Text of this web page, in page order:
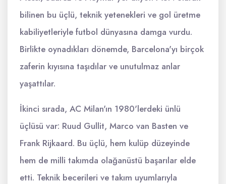
bilinen bu üçlü, teknik yetenekleri ve gol üretme
kabiliyetleriyle futbol dünyasına damga vurdu.
Birlikte oynadıkları dönemde, Barcelona'yı birçok
zaferin kıyısına taşıdılar ve unutulmaz anlar
yaşattılar.
İkinci sırada, AC Milan'ın 1980'lerdeki ünlü
üçlüsü var: Ruud Gullit, Marco van Basten ve
Frank Rijkaard. Bu üçlü, hem kulüp düzeyinde
hem de milli takımda olağanüstü başarılar elde
etti. Teknik becerileri ve takım uyumlarıyla